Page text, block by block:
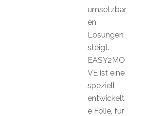
umsetzbar
en
Lösungen
steigt.
EASY2MO
VE ist eine
speziell
entwickelt
e Folie, für